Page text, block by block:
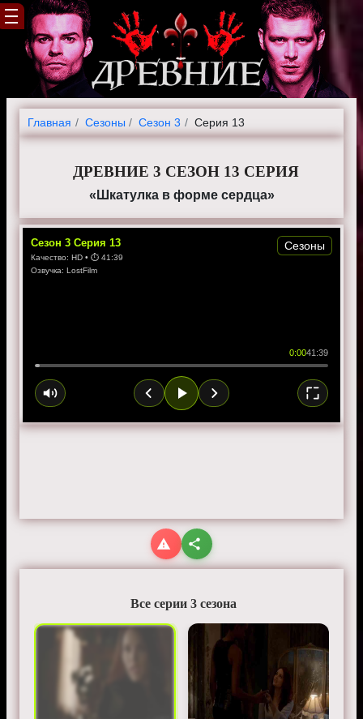
Главная Cезоны Сезон 3 Серия 13
ДРЕВНИЕ 3 СЕЗОН 13 СЕРИЯ
«Шкатулка в форме сердца»
Сезон 3 Серия 13
Качество: HD • ⏱ 41:39
Озвучка: LostFilm
0:0041:39
Сезоны
Все серии 3 сезона